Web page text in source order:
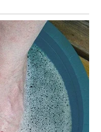
prethodnog
granica često vas
– već vas